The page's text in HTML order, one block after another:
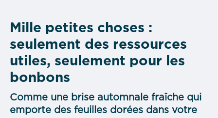
Mille petites choses :
seulement des ressources
utiles, seulement pour les
bonbons
Comme une brise automnale fraîche qui
emporte des feuilles dorées dans votre